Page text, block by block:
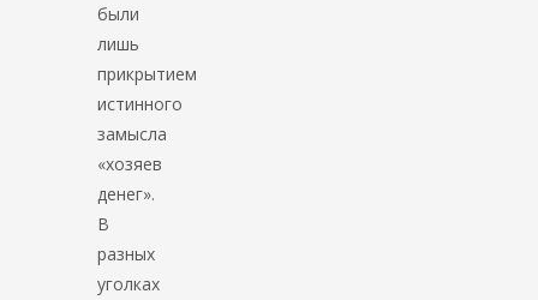
были
лишь
прикрытием
истинного
замысла
«хозяев
денег».
В
разных
уголках